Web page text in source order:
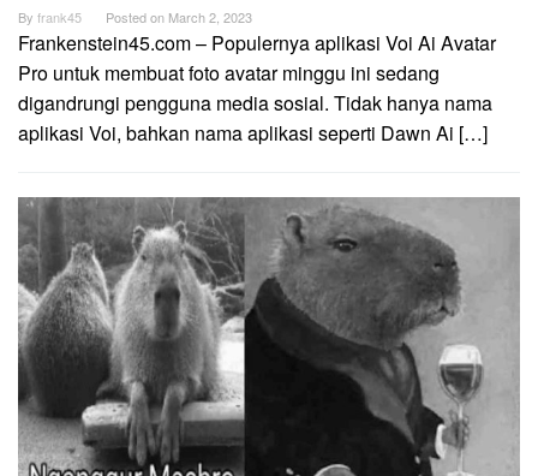
By frank45 Posted on March 2, 2023
Frankenstein45.com – Populernya aplikasi Voi Ai Avatar
Pro untuk membuat foto avatar minggu ini sedang
digandrungi pengguna media sosial. Tidak hanya nama
aplikasi Voi, bahkan nama aplikasi seperti Dawn Ai […]